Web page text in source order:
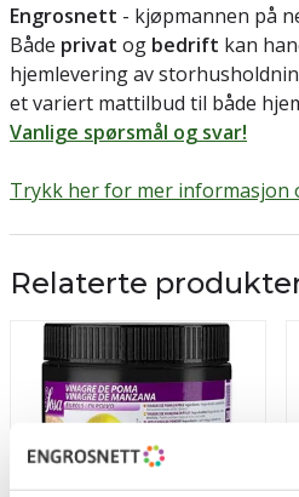
Engrosnett - kjøpmannen på
Både privat og bedrift kan
hjemlevering av
et variert mattilbud til både
Vanlige spørsmål og svar!
Trykk her for mer informasjon
Relaterte